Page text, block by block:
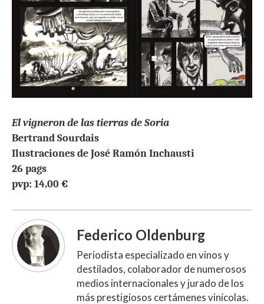
El vigneron de las tierras de Soria
Bertrand Sourdais
Ilustraciones de José Ramón Inchausti
26 pags
pvp: 14,00 €
Federico Oldenburg
Periodista especializado en vinos y
destilados, colaborador de numerosos
medios internacionales y jurado de los
más prestigiosos certámenes vinícolas.